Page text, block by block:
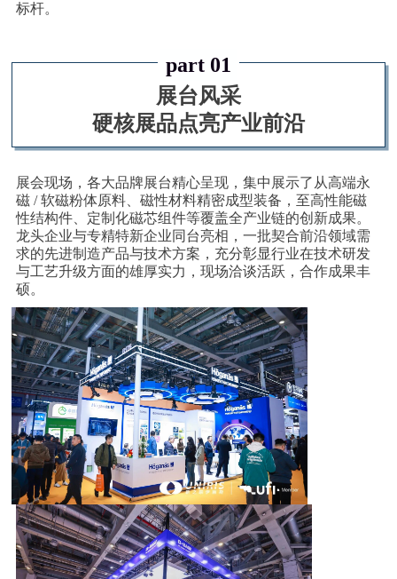
标杆。
part 01
展台风采
硬核展品点亮产业前沿
展会现场，各大品牌展台精心呈现，集中展示了从高端永
磁 / 软磁粉体原料、磁性材料精密成型装备，至高性能磁
性结构件、定制化磁芯组件等覆盖全产业链的创新成果。
龙头企业与专精特新企业同台亮相，一批契合前沿领域需
求的先进制造产品与技术方案，充分彰显行业在技术研发
与工艺升级方面的雄厚实力，现场洽谈活跃，合作成果丰
硕。